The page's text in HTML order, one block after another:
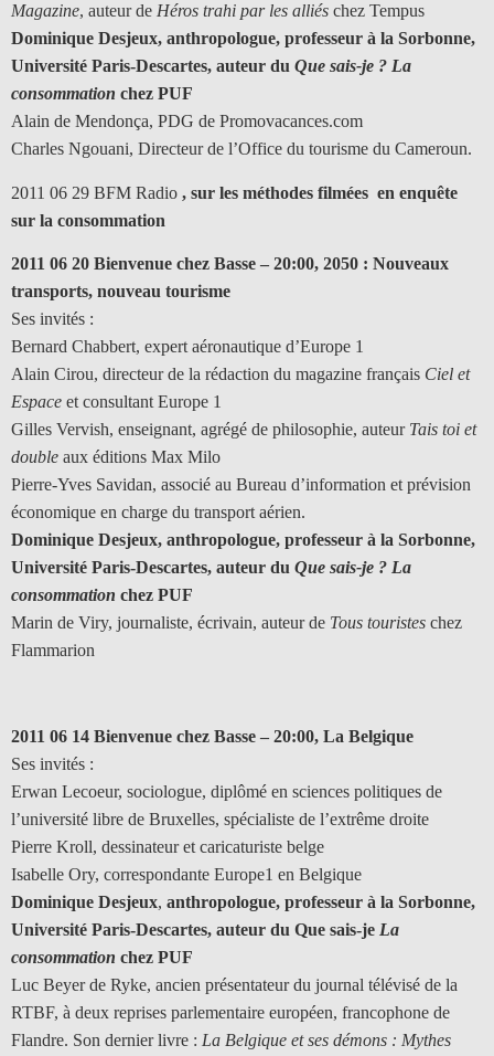
Magazine, auteur de Héros trahi par les alliés chez Tempus
Dominique Desjeux, anthropologue, professeur à la Sorbonne,
Université Paris-Descartes, auteur du Que sais-je ? La
consommation chez PUF
Alain de Mendonça, PDG de Promovacances.com
Charles Ngouani, Directeur de l’Office du tourisme du Cameroun.
2011 06 29 BFM Radio , sur les méthodes filmées en enquête
sur la consommation
2011 06 20 Bienvenue chez Basse – 20:00, 2050 : Nouveaux
transports, nouveau tourisme
Ses invités :
Bernard Chabbert, expert aéronautique d’Europe 1
Alain Cirou, directeur de la rédaction du magazine français Ciel et
Espace et consultant Europe 1
Gilles Vervish, enseignant, agrégé de philosophie, auteur Tais toi et
double aux éditions Max Milo
Pierre-Yves Savidan, associé au Bureau d’information et prévision
économique en charge du transport aérien.
Dominique Desjeux, anthropologue, professeur à la Sorbonne,
Université Paris-Descartes, auteur du Que sais-je ? La
consommation chez PUF
Marin de Viry, journaliste, écrivain, auteur de Tous touristes chez
Flammarion
2011 06 14 Bienvenue chez Basse – 20:00, La Belgique
Ses invités :
Erwan Lecoeur, sociologue, diplômé en sciences politiques de
l’université libre de Bruxelles, spécialiste de l’extrême droite
Pierre Kroll, dessinateur et caricaturiste belge
Isabelle Ory, correspondante Europe1 en Belgique
Dominique Desjeux, anthropologue, professeur à la Sorbonne,
Université Paris-Descartes, auteur du Que sais-je La
consommation chez PUF
Luc Beyer de Ryke, ancien présentateur du journal télévisé de la
RTBF, à deux reprises parlementaire européen, francophone de
Flandre. Son dernier livre : La Belgique et ses démons : Mythes